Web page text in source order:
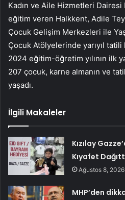
Kadın ve Aile Hizmetleri Dairesi
eğitim veren Halkkent, Adile
Çocuk Gelişim Merkezleri ile
Çocuk Atölyelerinde yarıyıl tatili
2024 eğitim-öğretim yılının ilk
207 çocuk, karne almanın ve
yaşadı.
İlgili Makaleler
Kızılay
Kıyafet
Ağustos 8, 2026
MHP’den